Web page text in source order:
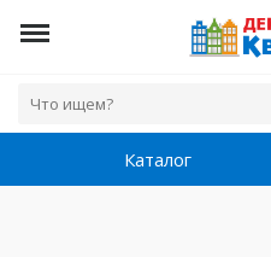
Каталог